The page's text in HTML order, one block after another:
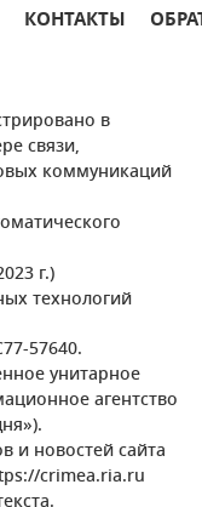
КОНТАКТЫ
в
связи,
коммуникаций
г.)
технологий
57640.
унитарное
агентство
и новостей сайта
crimea.ria.ru